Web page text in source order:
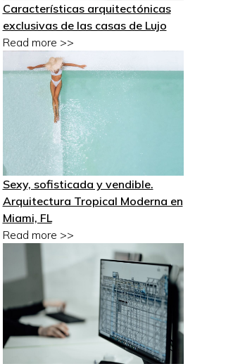
Características arquitectónicas
exclusivas de las casas de Lujo
Read more >>
Sexy, sofisticada y vendible.
Arquitectura Tropical Moderna en
Miami, FL
Read more >>